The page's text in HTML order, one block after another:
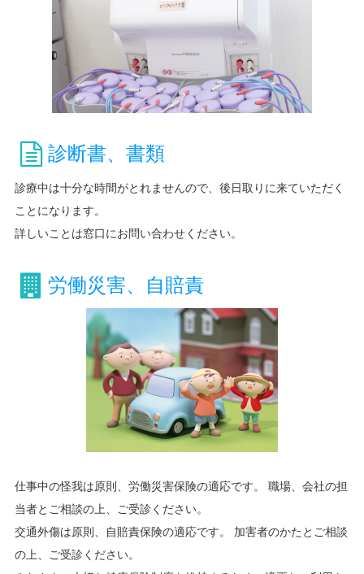
診断書、書類
診療中は十分な時間がとれませんので、後日取りに来ていただく
ことになります。
詳しいことは窓口にお問い合わせください。
労働災害、自賠責
仕事中の怪我は原則、労働災害保険の適応です。 職場、会社の担
当者とご相談の上、ご受診ください。
交通外傷は原則、自賠責保険の適応です。 加害者のかたとご相談
の上、ご受診ください。